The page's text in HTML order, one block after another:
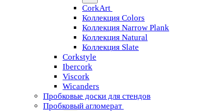
CorkArt
Коллекция Colors
Коллекция Narrow Plank
Коллекция Natural
Коллекция Slate
Corkstyle
Ibercork
Viscork
Wicanders
Пробковые доски для стендов
Пробковый агломерат